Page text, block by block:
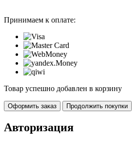
Принимаем к оплате:
Товар успешно добавлен в корзину
Оформить заказ Продолжить покупки
Авторизация